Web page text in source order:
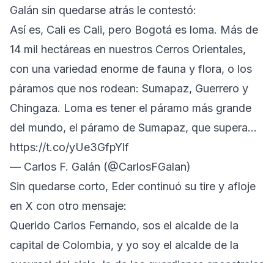
Galán sin quedarse atrás le contestó:
Así es, Cali es Cali, pero Bogotá es loma. Más de
14 mil hectáreas en nuestros Cerros Orientales,
con una variedad enorme de fauna y flora, o los
páramos que nos rodean: Sumapaz, Guerrero y
Chingaza. Loma es tener el páramo más grande
del mundo, el páramo de Sumapaz, que supera…
https://t.co/yUe3GfpYlf
— Carlos F. Galán (@CarlosFGalan)
Sin quedarse corto, Eder continuó su tire y afloje
en X con otro mensaje:
Querido Carlos Fernando, sos el alcalde de la
capital de Colombia, y yo soy el alcalde de la